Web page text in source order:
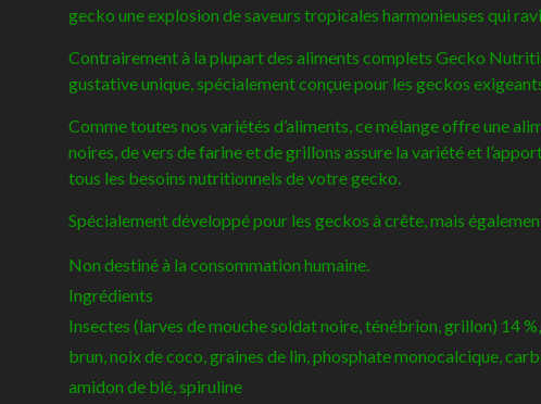
gecko une explosion de saveurs tropicales harmonieuses qui
Contrairement à la plupart des aliments complets Gecko
gustative unique, spécialement conçue pour les geckos
Comme toutes nos variétés d’aliments, ce mélange offre une
noires, de vers de farine et de grillons assure la variété et
tous les besoins nutritionnels de votre gecko.
Spécialement développé pour les geckos à crête, mais
Non destiné à la consommation humaine.
Ingrédients
Insectes (larves de mouche soldat noire, ténébrion, grillon) 14
brun, noix de coco, graines de lin, phosphate monocalcique,
amidon de blé, spiruline